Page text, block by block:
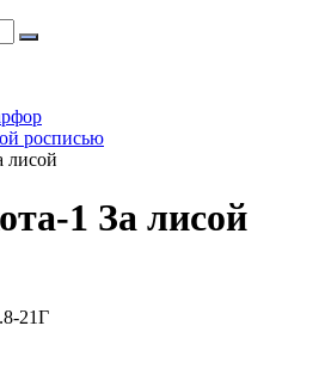
росписью
лисой
1 За лисой
21Г